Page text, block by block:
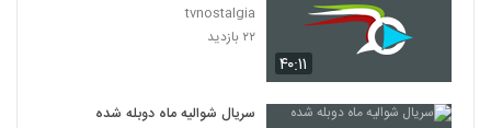
۴۰:۱۱
tvnostalgia
۲۲ بازدید
سریال شوالیه ماه دوبله شده